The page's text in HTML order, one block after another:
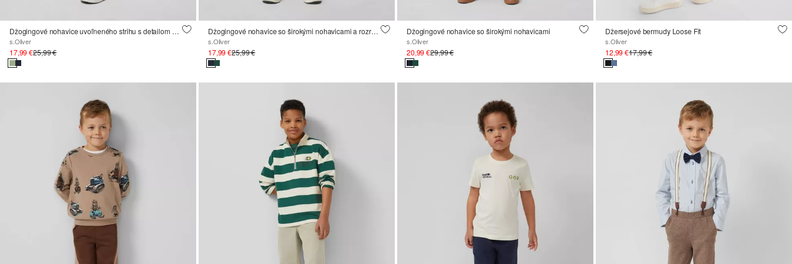
Džogingové nohavice uvoľneného strihu s detailom potlače
s.Oliver
17,99 €25,99 €
Džogingové nohavice so širokými nohavicami a rozrezanými vreckami
s.Oliver
17,99 €25,99 €
Džogingové nohavice so širokými nohavicami
s.Oliver
20,99 €29,99 €
Džersejové bermudy Loose Fit
s.Oliver
12,99 €17,99 €